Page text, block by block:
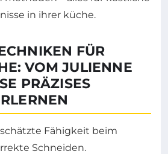
FÜR
VOM JULIENNE
PRÄZISES
Fähigkeit beim
Schneiden.